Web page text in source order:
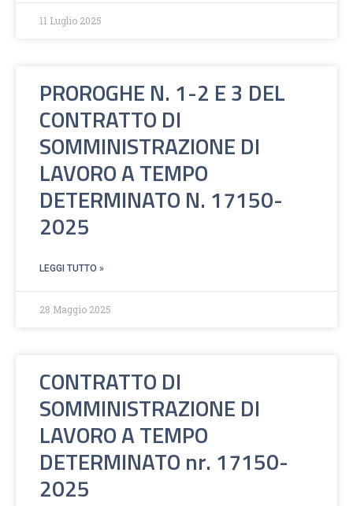
11 Luglio 2025
PROROGHE N. 1-2 E 3 DEL
CONTRATTO DI
SOMMINISTRAZIONE DI
LAVORO A TEMPO
DETERMINATO N. 17150-
2025
LEGGI TUTTO »
28 Maggio 2025
CONTRATTO DI
SOMMINISTRAZIONE DI
LAVORO A TEMPO
DETERMINATO nr. 17150-
2025